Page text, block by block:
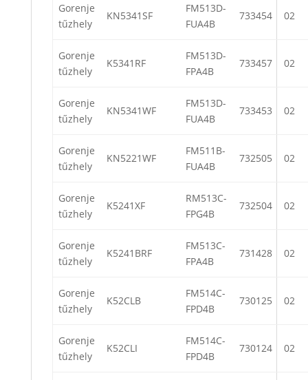
Gorenje
tűzhely
KN5341SF
FM513D-
FUA4B
733454 02
Gorenje
tűzhely
K5341RF
FM513D-
FPA4B
733457 02
Gorenje
tűzhely
KN5341WF
FM513D-
FUA4B
733453 02
Gorenje
tűzhely
KN5221WF
FM511B-
FUA4B
732505 02
Gorenje
tűzhely
K5241XF
RM513C-
FPG4B
732504 02
Gorenje
tűzhely
K5241BRF
FM513C-
FPA4B
731428 02
Gorenje
tűzhely
K52CLB
FM514C-
FPD4B
730125 02
Gorenje
tűzhely
K52CLI
FM514C-
FPD4B
730124 02